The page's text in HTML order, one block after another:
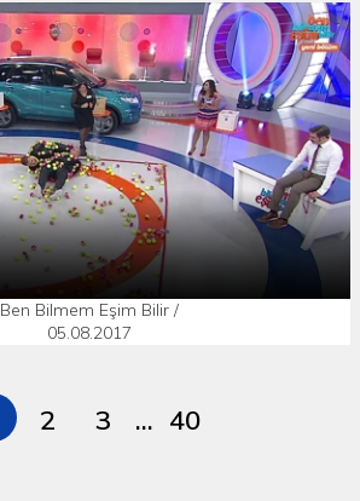
Ben Bilmem Eşim Bilir /
05.08.2017
2 3 ... 40